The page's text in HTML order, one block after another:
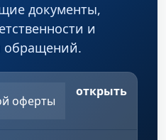
документы,
и
обращений.
оферты
открыть